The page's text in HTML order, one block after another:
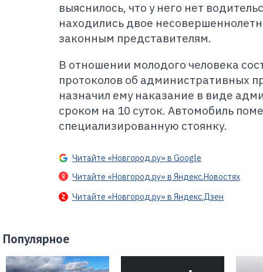
выяснилось, что у него нет
находились двое
законным представителям.
В отношении молодого человека
протоколов об административных
назначил ему наказание в виде
сроком на 10 суток. Автомобиль
специализированную стоянку.
Читайте «Новгород.ру» в Google
Читайте «Новгород.ру» в Яндекс.Новостях
Читайте «Новгород.ру» в Яндекс.Дзен
Популярное